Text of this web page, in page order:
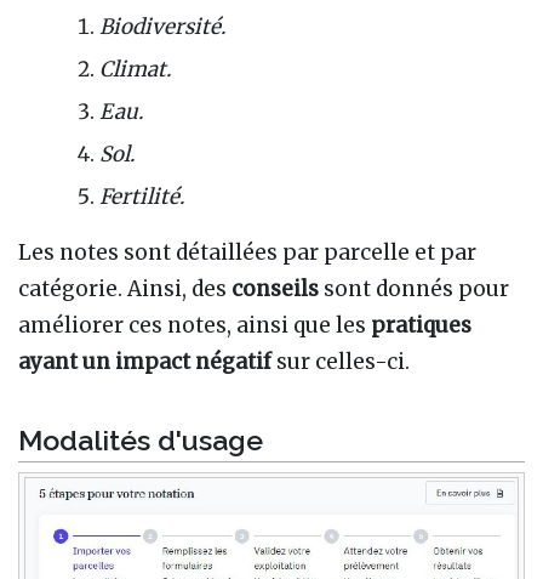
Biodiversité.
Climat.
Eau.
Sol.
Fertilité.
Les notes sont détaillées par parcelle et par
catégorie. Ainsi, des conseils sont donnés pour
améliorer ces notes, ainsi que les pratiques
ayant un impact négatifsur celles-ci.
Modalités d'usage